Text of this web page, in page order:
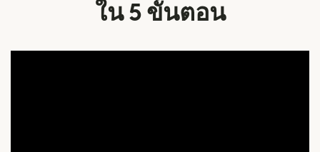
ใน 5 ขั้นตอน